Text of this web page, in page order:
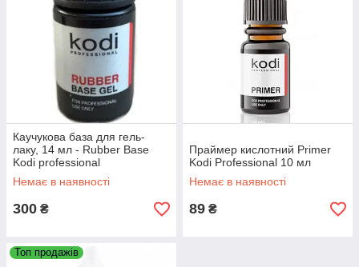
Каучукова база для гель-
лаку, 14 мл - Rubber Base
Kodi professional
Немає в наявності
300 ₴
Праймер кислотний Primer
Kodi Professional 10 мл
Немає в наявності
89 ₴
Топ продажів